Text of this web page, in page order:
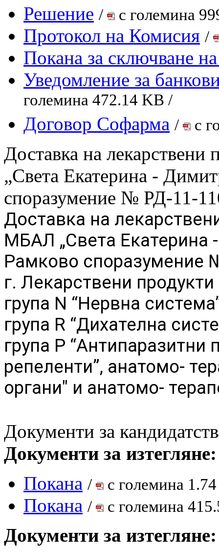
Решение / с големина
Протокол на Комисия /
Покана за сключване
Уведомление за
големина 472.14 KB /
Договор Софарма / с
Доставка на
„Света Екатерина -
споразумение № РД-11-
Доставка на
МБАЛ „Света Екатерина
Рамково споразумение
г. Лекарствени
група N “Нервна
група R “Дихателна
група P “Антипаразитни
репеленти”, анатомо-
органи" и анатомо-
Документи за
Документи за изтегляне:
Покана / с големина
Покана / с големина
Документи за изтегляне: